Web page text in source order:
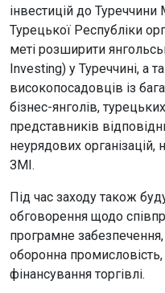
інвестицій до Туреччини
Турецької Республіки
меті розширити
Investing) у Туреччині, а
високопосадовців із
бізнес-янголів,
представників
неурядових організацій,
ЗМІ.
Під час заходу також
обговорення щодо
програмне
оборонна промисловість,
фінансування торгівлі.